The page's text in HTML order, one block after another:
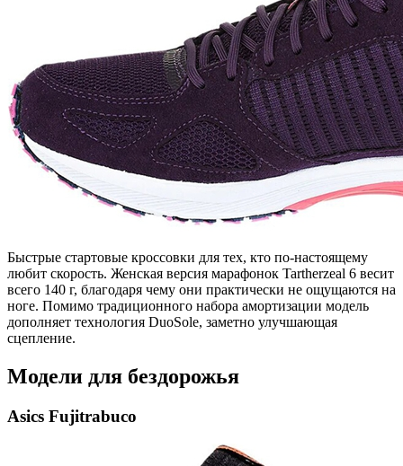
Быстрые стартовые кроссовки для тех, кто по-настоящему
любит скорость. Женская версия марафонок Tartherzeal 6 весит
всего 140 г, благодаря чему они практически не ощущаются на
ноге. Помимо традиционного набора амортизации модель
дополняет технология DuoSole, заметно улучшающая
сцепление.
Модели для бездорожья
Asics Fujitrabuco